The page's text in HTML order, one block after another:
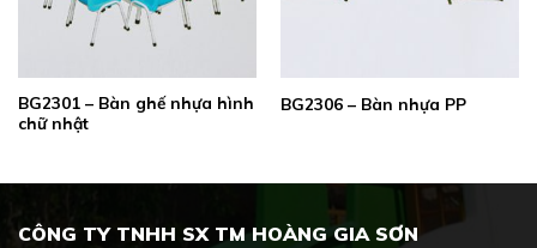
BG2301 – Bàn ghế nhựa hình
chữ nhật
BG2306 – Bàn nhựa PP
CÔNG TY TNHH SX TM HOÀNG GIA SƠN